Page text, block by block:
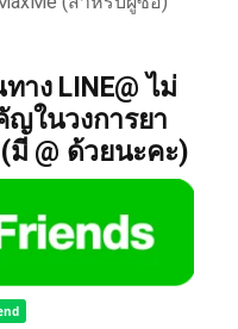
าง LINE@ ไม่
ในวงการยา
มี @ ด้วยนะคะ)